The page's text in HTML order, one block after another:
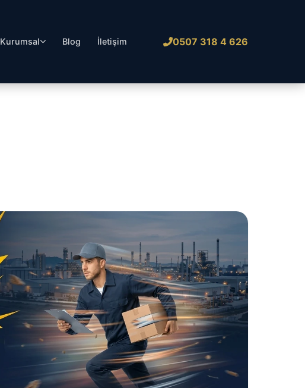
Kurumsal Blog İletişim 0507 318 4 626